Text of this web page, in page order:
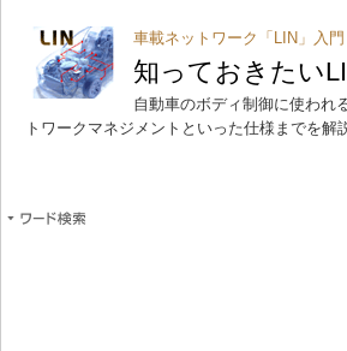
車載ネットワーク「LIN」入門
知っておきたい
自動車のボディ制御に使われ
トワークマネジメントといった仕様までを解